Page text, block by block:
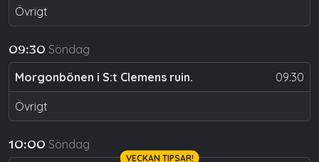
Övrigt
09:30 Söndag
09:30
Morgonbönen i S:t Clemens ruin.
Övrigt
10:00 Söndag
VECKAN TIPSAR!